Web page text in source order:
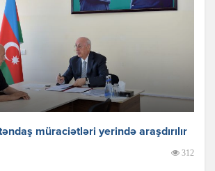
müraciətləri yerində araşdırılır
312